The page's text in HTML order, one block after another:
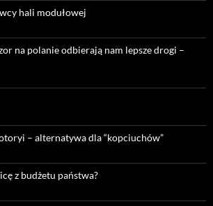
hali modułowej
na polanie odbierają nam lepsze drogi –
– alternatywa dla “kopciuchów”
z budżetu państwa?